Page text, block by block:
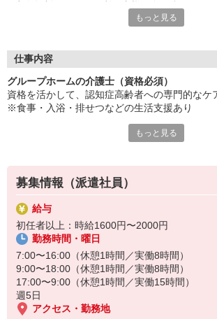
ブランクのある方も歓迎◎復帰を応援します。
キャリアアップ・昇給も目指せます。
研修制度も充実しており、
やりがいを感じられる職場環境です。
新しいステージで活躍しませんか？
もっと見る
仕事内容
グループホームの介護士（資格必須）
資格を活かして、認知症高齢者への専門的なケ
※食事・入浴・排せつなどの生活支援あり
生活支援に加え、介護計画の作成や記録業務も
利用者一人ひとりの状態に応じた対応が求めら
認知症に関する知識や技術が必要です。
もっと見る
募集情報（派遣社員）
給与
初任者以上：時給1600円〜2000円
勤務時間・曜日
7:00〜16:00（休憩1時間／実働8時間）
9:00〜18:00（休憩1時間／実働8時間）
17:00〜9:00（休憩1時間／実働15時間）
週5日
アクセス・勤務地